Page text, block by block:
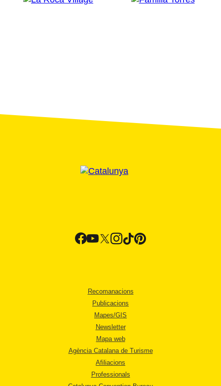
Recomanacions
Publicacions
Mapes/GIS
Newsletter
Mapa web
Agència Catalana de Turisme
Afiliacions
Professionals